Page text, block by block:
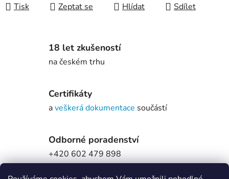
Tisk Zeptat se Hlídat Sdílet
18 let zkušeností
na českém trhu
Certifikáty
aveškerá dokumentace součástí
Odborné poradenství
+420 602 479 898